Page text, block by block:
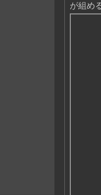
が組め